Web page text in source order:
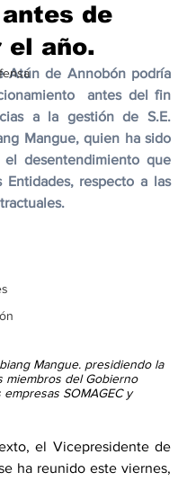
de
el año.
Atún de Annobón podría
antes del fin
a la gestión de S.E.
Mangue, quien ha sido
el desentendimiento que
Entidades, respecto a las
Mangue. presidiendo la
miembros del Gobierno
SOMAGEC y
el Vicepresidente de
ha reunido este viernes,